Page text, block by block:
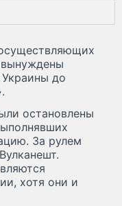
вынуждены
до
остановлены
За рулем
хотя они и